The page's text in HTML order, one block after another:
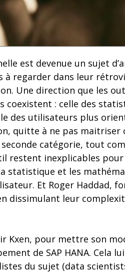
est devenue un sujet
à regarder dans leur
Une direction que les
coexistent : celle des
des utilisateurs plus
quitte à ne pas maitriser
catégorie, tout
restent inexplicables
statistique et les
Et Roger Haddad,
dissimulant leur
Kxen, pour mettre son
de SAP HANA. Cela
du sujet (data